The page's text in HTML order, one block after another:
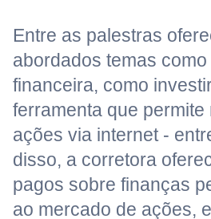
Entre as palestras
abordados temas
financeira, como
ferramenta que
ações via internet -
disso, a corretora
pagos sobre finanças
ao mercado de ações,